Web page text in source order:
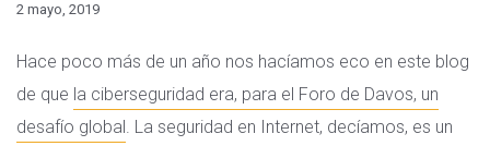
2 mayo, 2019
Hace poco más de un año nos hacíamos eco en este blog
de que la ciberseguridad era, para el Foro de Davos, un
desafío global. La seguridad en Internet, decíamos, es un